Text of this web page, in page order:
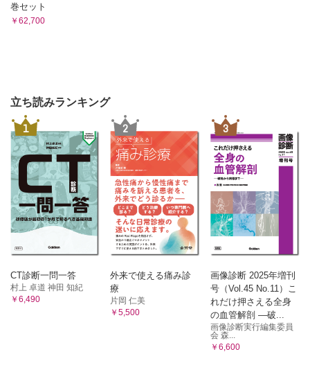
巻セット
￥62,700
立ち読みランキング
1
CT診断一問一答
村上 卓道 神田 知紀
￥6,490
2
外来で使える痛み診
療
片岡 仁美
￥5,500
3
画像診断 2025年増刊
号（Vol.45 No.11）こ
れだけ押さえる全身
の血管解剖 ―破...
画像診断実行編集委員
会 森...
￥6,600